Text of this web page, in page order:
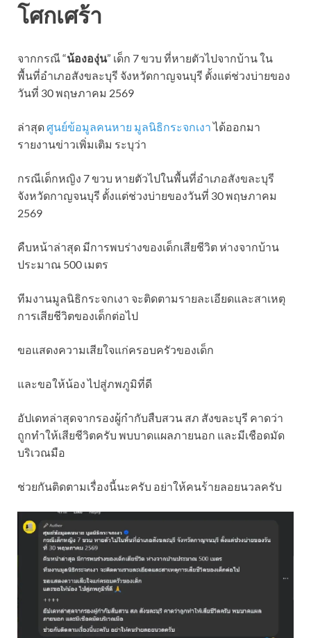
โศกเศร้า
จากกรณี “น้ององุ่น” เด็ก 7 ขวบ ที่หายตัวไปจากบ้าน ใน
พื้นที่อำเภอสังขละบุรี จังหวัดกาญจนบุรี ตั้งแต่ช่วงบ่ายของ
วันที่ 30 พฤษภาคม 2569
ล่าสุดศูนย์ข้อมูลคนหาย มูลนิธิกระจกเงาได้ออกมา
รายงานข่าวเพิ่มเติม ระบุว่า
กรณีเด็กหญิง 7 ขวบ หายตัวไปในพื้นที่อำเภอสังขละบุรี
จังหวัดกาญจนบุรี ตั้งแต่ช่วงบ่ายของวันที่ 30 พฤษภาคม
2569
คืบหน้าล่าสุด มีการพบร่างของเด็กเสียชีวิต ห่างจากบ้าน
ประมาณ 500 เมตร
ทีมงานมูลนิธิกระจกเงา จะติดตามรายละเอียดและสาเหตุ
การเสียชีวิตของเด็กต่อไป
ขอแสดงความเสียใจแก่ครอบครัวของเด็ก
และขอให้น้อง ไปสู่ภพภูมิที่ดี
อัปเดทล่าสุดจากรองผู้กำกับสืบสวน สภ สังขละบุรี คาดว่า
ถูกทำให้เสียชีวิตครับ พบบาดแผลภายนอก และมีเชือดมัด
บริเวณมือ
ช่วยกันติดตามเรื่องนี้นะครับ อย่าให้คนร้ายลอยนวลครับ